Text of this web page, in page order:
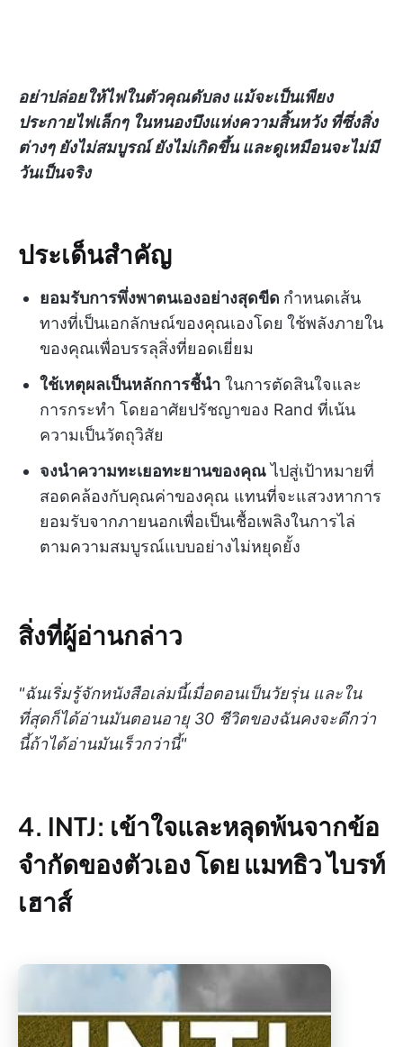
อย่าปล่อยให้ไฟในตัวคุณดับลง แม้จะเป็นเพียง
ประกายไฟเล็กๆ ในหนองบึงแห่งความสิ้นหวัง ที่ซึ่งสิ่ง
ต่างๆ ยังไม่สมบูรณ์ ยังไม่เกิดขึ้น และดูเหมือนจะไม่มี
วันเป็นจริง
ประเด็นสำคัญ
ยอมรับการพึ่งพาตนเองอย่างสุดขีด กำหนดเส้น
ทางที่เป็นเอกลักษณ์ของคุณเองโดย ใช้พลังภายใน
ของคุณเพื่อบรรลุสิ่งที่ยอดเยี่ยม
ใช้เหตุผลเป็นหลักการชี้นำ ในการตัดสินใจและ
การกระทำ โดยอาศัยปรัชญาของ Rand ที่เน้น
ความเป็นวัตถุวิสัย
จงนำความทะเยอทะยานของคุณไปสู่เป้าหมายที่
สอดคล้องกับคุณค่าของคุณ แทนที่จะแสวงหาการ
ยอมรับจากภายนอกเพื่อเป็นเชื้อเพลิงในการไล่
ตามความสมบูรณ์แบบอย่างไม่หยุดยั้ง
สิ่งที่ผู้อ่านกล่าว
"ฉันเริ่มรู้จักหนังสือเล่มนี้เมื่อตอนเป็นวัยรุ่น และใน
ที่สุดก็ได้อ่านมันตอนอายุ 30 ชีวิตของฉันคงจะดีกว่า
นี้ถ้าได้อ่านมันเร็วกว่านี้"
4. INTJ: เข้าใจและหลุดพ้นจากข้อ
จำกัดของตัวเอง โดย แมทธิว ไบรท์
เฮาส์